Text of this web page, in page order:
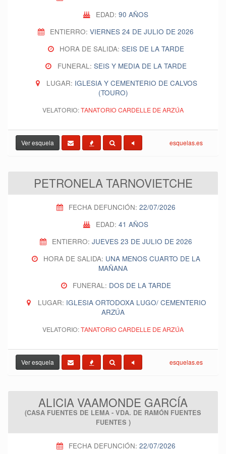
EDAD: 90 AÑOS
ENTIERRO:VIERNES 24 DE JULIO DE 2026
HORA DE SALIDA:SEIS DE LA TARDE
FUNERAL: SEIS Y MEDIA DE LA TARDE
LUGAR: IGLESIA Y CEMENTERIO DE CALVOS
(TOURO)
VELATORIO:TANATORIO CARDELLE DE ARZÚA
Ver esquela esquelas.es
PETRONELA TARNOVIETCHE
FECHA DEFUNCIÓN: 22/07/2026
EDAD: 41 AÑOS
ENTIERRO: JUEVES 23 DE JULIO DE 2026
HORA DE SALIDA: UNA MENOS CUARTO DE LA
MAÑANA
FUNERAL: DOS DE LA TARDE
LUGAR: IGLESIA ORTODOXA LUGO/ CEMENTERIO
ARZÚA
VELATORIO:TANATORIO CARDELLE DE ARZÚA
Ver esquela esquelas.es
ALICIA VAAMONDE GARCÍA
(CASA FUENTES DE LEMA - VDA. DE RAMÓN FUENTES
FUENTES )
FECHA DEFUNCIÓN: 22/07/2026